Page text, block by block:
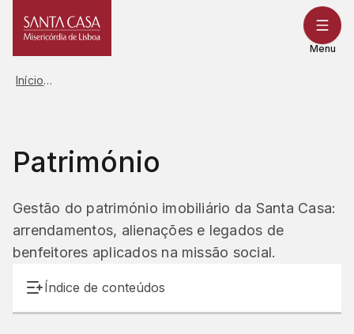
para
Menu
Início
Património
Gestão do património imobiliário da Santa Casa:
arrendamentos, alienações e legados de
benfeitores aplicados na missão social.
Índice de conteúdos